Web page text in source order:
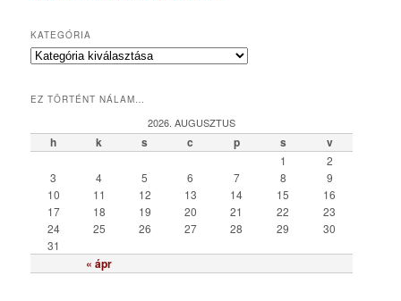
KATEGÓRIA
K
e
r
EZ TÖRTÉNT NÁLAM…
2026. AUGUSZTUS
h k s c p s v
« ápr
1
2
3
4 5 6 7 8
9
10
11 12 13 14 15
16
17
18 19 20 21 22
23
24
25 26 27 28 29
30
31